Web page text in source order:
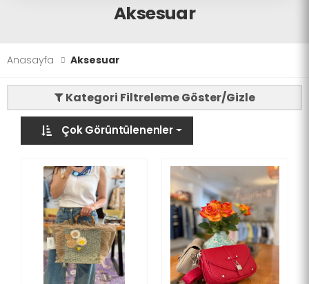
Aksesuar
Anasayfa Aksesuar
Kategori Filtreleme Göster/Gizle
Çok Görüntülenenler